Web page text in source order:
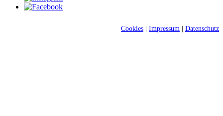
Cookies Impressum Datenschutz